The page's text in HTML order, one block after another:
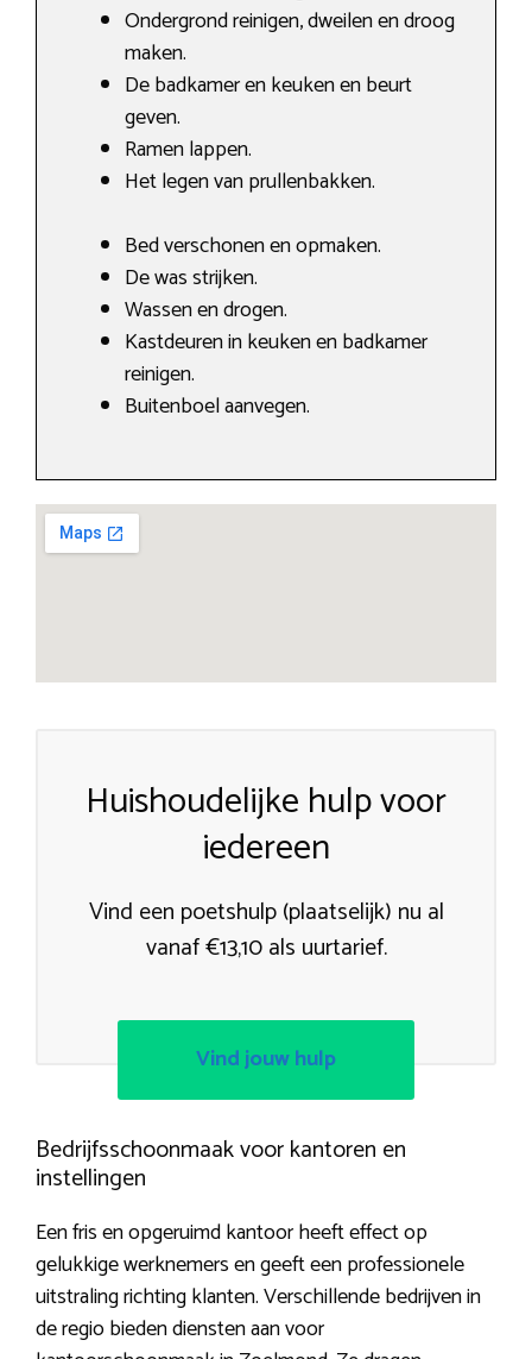
Ondergrond reinigen, dweilen en droog
maken.
De badkamer en keuken en beurt
geven.
Ramen lappen.
Het legen van prullenbakken.
Bed verschonen en opmaken.
De was strijken.
Wassen en drogen.
Kastdeuren in keuken en badkamer
reinigen.
Buitenboel aanvegen.
Huishoudelijke hulp voor
iedereen
Vind een poetshulp (plaatselijk) nu al
vanaf €13,10 als uurtarief.
Vind jouw hulp
Bedrijfsschoonmaak voor kantoren en
instellingen
Een fris en opgeruimd kantoor heeft effect op
gelukkige werknemers en geeft een professionele
uitstraling richting klanten. Verschillende bedrijven in
de regio bieden diensten aan voor